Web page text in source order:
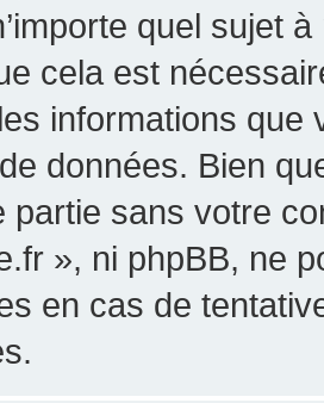
quel sujet
cela est
informations
données. Bien
partie sans votre
», ni phpBB, ne
en cas de